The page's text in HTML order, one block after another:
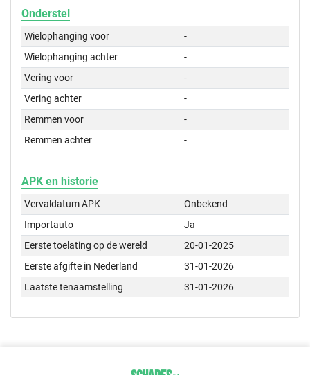
Onderstel
Wielophanging voor
-
Wielophanging achter
-
Vering voor
-
Vering achter
-
Remmen voor
-
Remmen achter
-
APK en historie
Vervaldatum APK
Onbekend
Importauto
Ja
Eerste toelating op de wereld
20-01-2025
Eerste afgifte in Nederland
31-01-2026
Laatste tenaamstelling
31-01-2026